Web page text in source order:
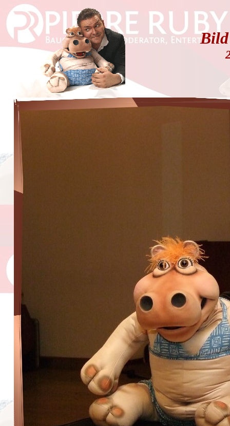
Bild